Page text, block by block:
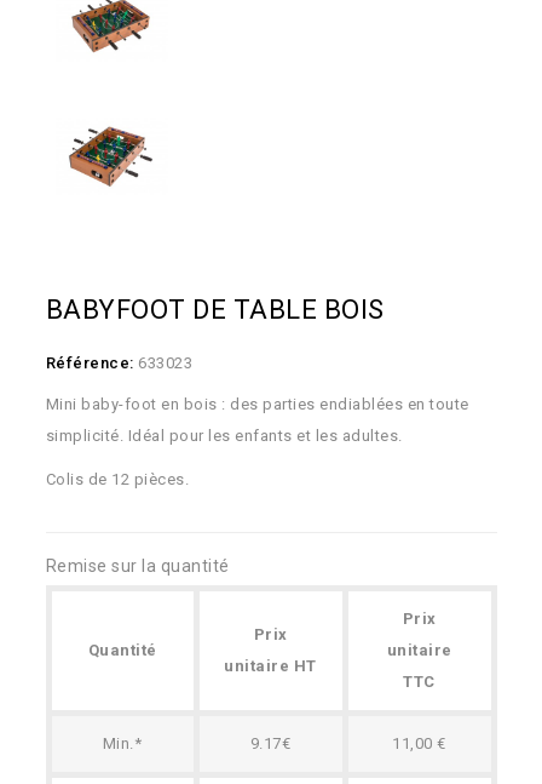
BABYFOOT DE TABLE BOIS
Référence: 633023
Mini baby-foot en bois : des parties endiablées en toute
simplicité. Idéal pour les enfants et les adultes.
Colis de 12 pièces.
Remise sur la quantité
Quantité
Prix
unitaire HT
Prix
unitaire
TTC
Min.* 9.17€ 11,00 €